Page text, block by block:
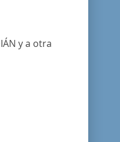
y a otra